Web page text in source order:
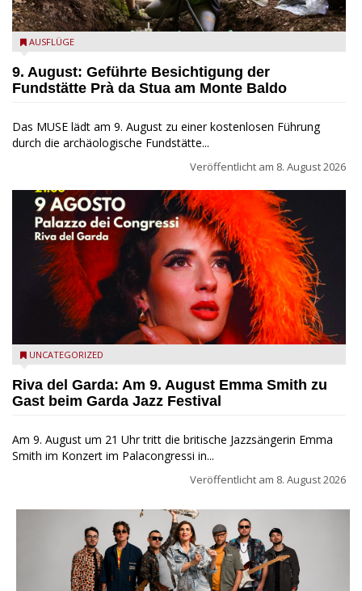
die archäologische Fundstätte Riparo Prà da Stua am Monte
AUSFLÜGE
9. August: Geführte Besichtigung der
Fundstätte Prà da Stua am Monte Baldo
Das MUSE lädt am 9. August zu einer kostenlosen Führung
durch die archäologische Fundstätte...
Veröffentlicht am 8. August 2026
Riva del Garda - Emma Smith zu Gast beim Garda Jazz
UNCATEGORIZED
Riva del Garda: Am 9. August Emma Smith zu
Gast beim Garda Jazz Festival
Am 9. August um 21 Uhr tritt die britische Jazzsängerin Emma
Smith im Konzert im Palacongressi in...
Veröffentlicht am 8. August 2026